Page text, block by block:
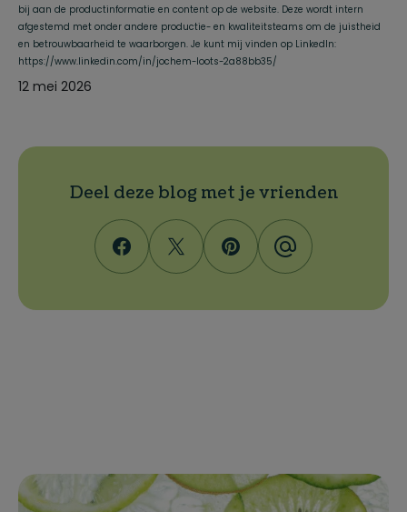
bij aan de productinformatie en content op de website. Deze wordt intern
afgestemd met onder andere productie- en kwaliteitsteams om de juistheid
en betrouwbaarheid te waarborgen. Je kunt mij vinden op LinkedIn:
https://www.linkedin.com/in/jochem-loots-2a88bb35/
12 mei 2026
Deel deze blog met je vrienden